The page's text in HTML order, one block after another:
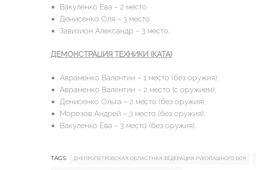
Вакуленко Ева – 2 место;
Денисенко Оля – 3 место;
Завизион Александр – 3 место;
ДЕМОНСТРАЦИЯ ТЕХНИКИ (КАТА)
Авраменко Валентин – 1 место (без оружия);
Авраменко Валентин – 2 место (с оружием);
Денисенко Ольга – 2 место (без оружия);
Морозов Андрей – 3 место (без оружия);
Вакуленко Ева – 3 место (без оружия).
TAGS: ДНЕПРОПЕТРОВСКАЯ ОБЛАСТНАЯ ФЕДЕРАЦИЯ РУКОПАШНОГО БОЯ